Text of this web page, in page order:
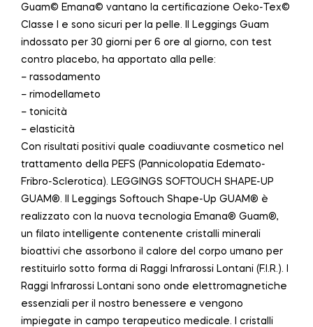
Guam© Emana© vantano la certificazione Oeko-Tex©
Classe I e sono sicuri per la pelle. Il Leggings Guam
indossato per 30 giorni per 6 ore al giorno, con test
contro placebo, ha apportato alla pelle:
– rassodamento
– rimodellameto
– tonicità
– elasticità
Con risultati positivi quale coadiuvante cosmetico nel
trattamento della PEFS (Pannicolopatia Edemato-
Fribro-Sclerotica). LEGGINGS SOFTOUCH SHAPE-UP
GUAM®. Il Leggings Softouch Shape-Up GUAM® è
realizzato con la nuova tecnologia Emana® Guam®,
un filato intelligente contenente cristalli minerali
bioattivi che assorbono il calore del corpo umano per
restituirlo sotto forma di Raggi Infrarossi Lontani (F.I.R.). I
Raggi Infrarossi Lontani sono onde elettromagnetiche
essenziali per il nostro benessere e vengono
impiegate in campo terapeutico medicale. I cristalli